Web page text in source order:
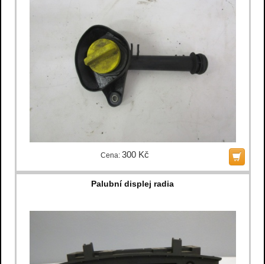
Cena: 300 Kč
Palubní displej radia